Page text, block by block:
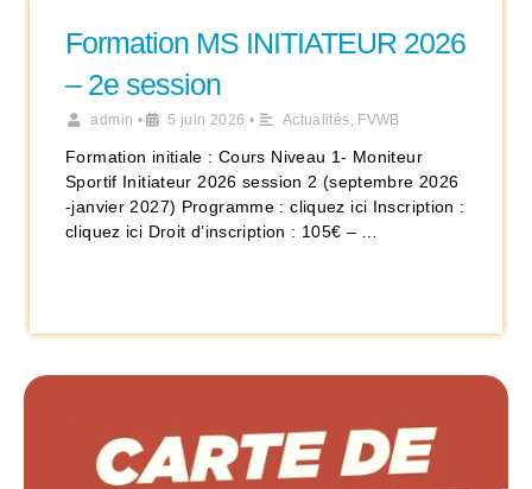
Formation MS INITIATEUR 2026
– 2e session
admin • 5 juin 2026 • Actualités, FVWB
Formation initiale : Cours Niveau 1- Moniteur
Sportif Initiateur 2026 session 2 (septembre 2026
-janvier 2027) Programme : cliquez ici Inscription :
cliquez ici Droit d’inscription : 105€ – …